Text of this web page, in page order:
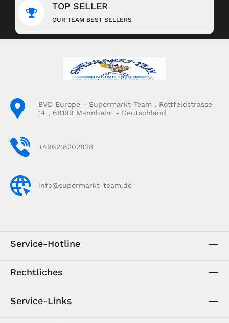
TOP SELLER
OUR TEAM BEST SELLERS
BVD Europe - Supermarkt-Team , Rottfeldstrasse
14 , 68199 Mannheim - Deutschland
+496218202828
info@supermarkt-team.de
Service-Hotline
Rechtliches
Service-Links